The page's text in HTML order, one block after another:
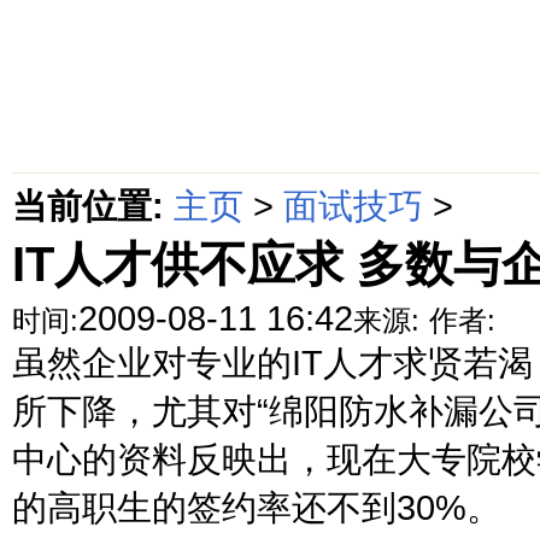
当前位置: 主页 > 面试技巧 >
IT人才供不应求 多数与
时间:2009-08-11 16:42来源: 作者:
虽然企业对专业的IT人才求贤若
所下降，尤其对“绵阳防水补漏公
中心的资料反映出，现在大专院
的高职生的签约率还不到30%。